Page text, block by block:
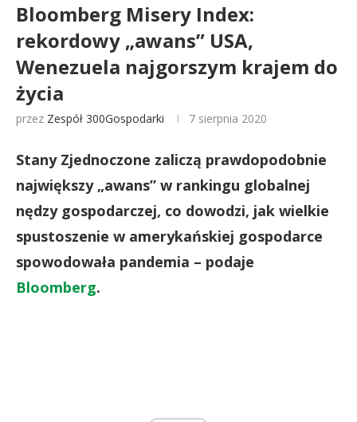
Bloomberg Misery Index:
rekordowy „awans” USA,
Wenezuela najgorszym krajem do
życia
przez Zespół 300Gospodarki 7 sierpnia 2020
Stany Zjednoczone zaliczą prawdopodobnie
największy „awans” w rankingu globalnej
nędzy gospodarczej, co dowodzi, jak wielkie
spustoszenie w amerykańskiej gospodarce
spowodowała pandemia – podaje
Bloomberg.